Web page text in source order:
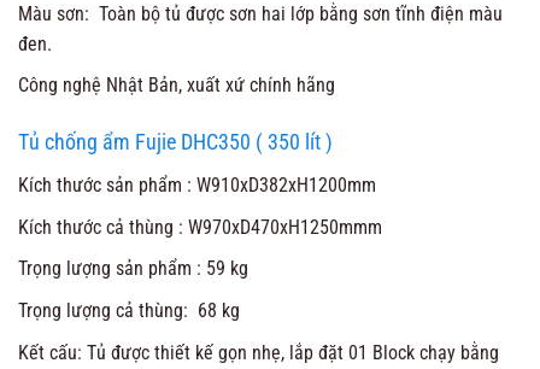
Màu sơn: Toàn bộ tủ được sơn hai lớp bằng sơn tĩnh điện màu
đen.
Công nghệ Nhật Bản, xuất xứ chính hãng
Tủ chống ẩm Fujie DHC350 ( 350 lít )
Kích thước sản phẩm : W910xD382xH1200mm
Kích thước cả thùng : W970xD470xH1250mmm
Trọng lượng sản phẩm : 59 kg
Trọng lượng cả thùng: 68 kg
Kết cấu: Tủ được thiết kế gọn nhẹ, lắp đặt 01 Block chạy bằng